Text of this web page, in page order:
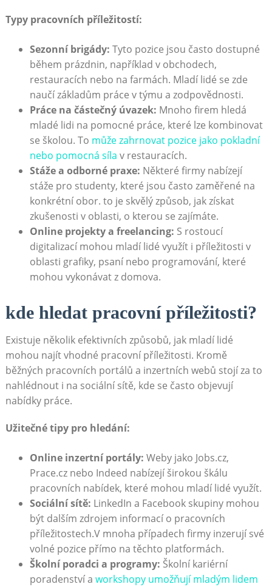
Typy pracovních příležitostí:
Sezonní brigády: Tyto pozice jsou často dostupné
během prázdnin, například v obchodech,
restauracích nebo na farmách. Mladí lidé se zde
naučí základům práce v týmu a zodpovědnosti.
Práce na částečný úvazek: Mnoho firem hledá
mladé lidi na pomocné práce, které lze kombinovat
se školou. To může zahrnovat pozice jako pokladní
nebo pomocná síla v restauracích.
Stáže a odborné praxe: Některé firmy nabízejí
stáže pro studenty, které jsou často zaměřené na
konkrétní obor. to je skvělý způsob, jak získat
zkušenosti v oblasti, o kterou se zajímáte.
Online projekty a freelancing: S rostoucí
digitalizací mohou mladí lidé využít i příležitosti v
oblasti grafiky, psaní nebo programování, které
mohou vykonávat z domova.
kde hledat pracovní příležitosti?
Existuje několik efektivních způsobů, jak mladí lidé
mohou najít vhodné pracovní příležitosti. Kromě
běžných pracovních portálů a inzertních webů stojí za to
nahlédnout i na sociální sítě, kde se často objevují
nabídky práce.
Užitečné tipy pro hledání:
Online inzertní portály: Weby jako Jobs.cz,
Prace.cz nebo Indeed nabízejí širokou škálu
pracovních nabídek, které mohou mladí lidé využít.
Sociální sítě: LinkedIn a Facebook skupiny mohou
být dalším zdrojem informací o pracovních
příležitostech.V mnoha případech firmy inzerují své
volné pozice přímo na těchto platformách.
Školní poradci a programy: Školní kariérní
poradenství a workshopy umožňují mladým lidem